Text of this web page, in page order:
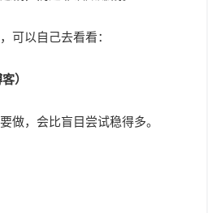
可以自己去看看：
）
做，会比盲目尝试稳得多。